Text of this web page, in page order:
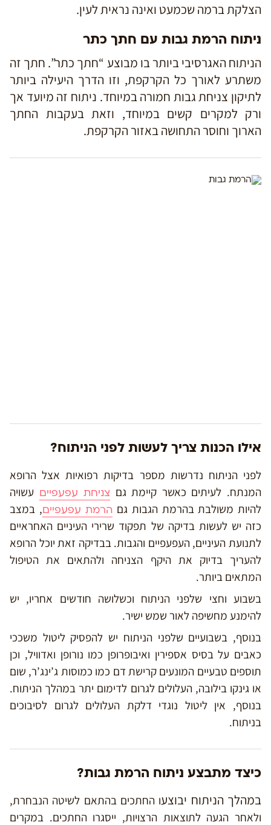
הצלקת ברמה שכמעט ואינה נראית לעין.
ניתוח הרמת גבות עם חתך כתר
הניתוח האגרסיבי ביותר בו מבוצע “חתך כתר”. חתך זה
משתרע לאורך כל הקרקפת, וזו הדרך היעילה ביותר
לתיקון צניחת גבות חמורה במיוחד. ניתוח זה מיועד אך
ורק למקרים קשים במיוחד, וזאת בעקבות החתך
הארוך וחוסר התחושה באזור הקרקפת.
אילו הכנות צריך לעשות לפני הניתוח?
לפני הניתוח נדרשות מספר בדיקות רפואיות אצל הרופא
המנתח. לעיתים כאשר קיימת גם צניחת עפעפיים עשויה
להיות משולבת בהרמת הגבות גם הרמת עפעפיים, במצב
כזה יש לעשות בדיקה של תפקוד שרירי העיניים האחראיים
לתנועת העיניים, העפעפיים והגבות. בבדיקה זאת יוכל הרופא
להעריך בדיוק את היקף הצניחה ולהתאים את הטיפול
המתאים ביותר.
בשבוע וחצי שלפני הניתוח וכשלושה חודשים אחריו, יש
להימנע מחשיפה לאור שמש ישיר.
בנוסף, בשבועיים שלפני הניתוח יש להפסיק ליטול משככי
כאבים על בסיס אספירין ואיבופרופן כמו נורופן ואדוויל, וכן
תוספים טבעיים המונעים קרישת דם כמו כמוסות ג’ינג’ר, שום
או גינקו בילובה, העלולים לגרום לדימום יתר במהלך הניתוח.
בנוסף, אין ליטול נוגדי דלקת העלולים לגרום לסיבוכים
בניתוח.
כיצד מתבצע ניתוח הרמת גבות?
במהלך הניתוח יבוצעו החתכים בהתאם לשיטה הנבחרת,
ולאחר הגעה לתוצאות הרצויות, ייסגרו החתכים. במקרים